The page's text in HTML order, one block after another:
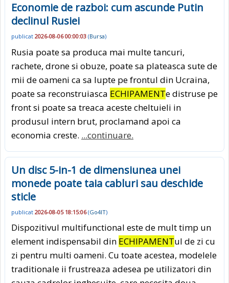
Economie de razboi: cum ascunde Putin
declinul Rusiei
publicat 2026-08-06 00:00:03 (Bursa)
Rusia poate sa produca mai multe tancuri,
rachete, drone si obuze, poate sa plateasca sute de
mii de oameni ca sa lupte pe frontul din Ucraina,
poate sa reconstruiasca ECHIPAMENTe distruse pe
front si poate sa treaca aceste cheltuieli in
produsul intern brut, proclamand apoi ca
economia creste. ...continuare.
Un disc 5-in-1 de dimensiunea unei
monede poate taia cabluri sau deschide
sticle
publicat 2026-08-05 18:15:06(Go4IT)
Dispozitivul multifunctional este de mult timp un
element indispensabil din ECHIPAMENTul de zi cu
zi pentru multi oameni. Cu toate acestea, modelele
traditionale ii frustreaza adesea pe utilizatori din